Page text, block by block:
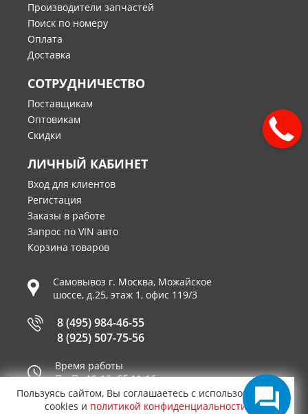
Производители запчастей
Поиск по номеру
Оплата
Доставка
СОТРУДНИЧЕСТВО
Поставщикам
Оптовикам
Скидки
ЛИЧНЫЙ КАБИНЕТ
Вход для клиентов
Регистация
Заказы в работе
Запрос по VIN авто
Корзина товаров
Самовывоз г. Москва, Можайское
шоссе, д.25, этаж 1, офис 119/3
8 (495) 984-46-55
8 (925) 507-75-56
Время работы
Пн-Пт 10-19, Сб 11-16
Принимаем к оплате
Пользуясь сайтом, Вы соглашаетесь с использованием
cookies и политикой конфиденциальности